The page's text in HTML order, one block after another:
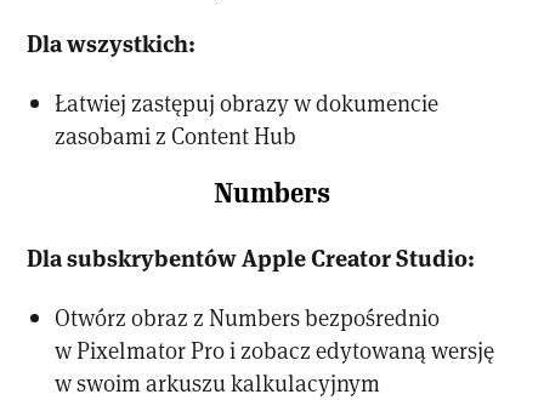
Dla wszystkich:
Łatwiej zastępuj obrazy w dokumencie
zasobami z Content Hub
Numbers
Dla subskrybentów Apple Creator Studio:
Otwórz obraz z Numbers bezpośrednio
w Pixelmator Pro i zobacz edytowaną wersję
w swoim arkuszu kalkulacyjnym